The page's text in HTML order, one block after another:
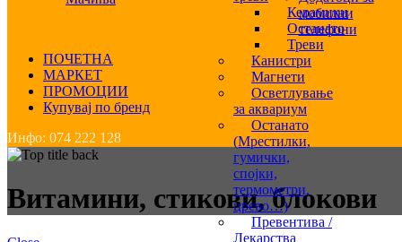
Керамики
Останато
Треви
Канистри
Магнети
Осветлување
за аквариум
Останато
(Мрестилки,
гумички,
спојки,
термометри,
црево…)
Превентива /
Лекарства
мобилни
телефони
ПОЧЕТНА
МАРКЕТ
ПРОМОЦИИ
Купувај по бренд
Инфо: 074 222 128
Витамини, стикови, блокови